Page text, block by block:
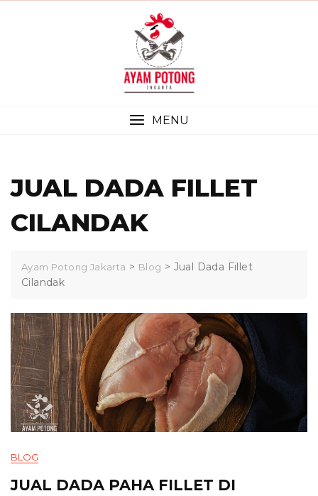
MENU
JUAL DADA FILLET
CILANDAK
Ayam Potong Jakarta > Blog > Jual Dada Fillet
Cilandak
BLOG
JUAL DADA PAHA FILLET DI